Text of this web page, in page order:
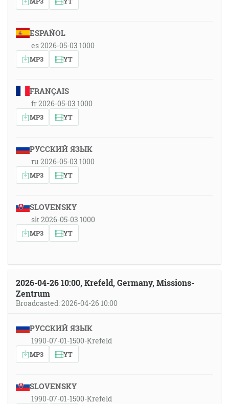
ESPAÑOL
es 2026-05-03 1000
MP3 YT
FRANÇAIS
fr 2026-05-03 1000
MP3 YT
РУССКИЙ ЯЗЫК
ru 2026-05-03 1000
MP3 YT
SLOVENSKY
sk 2026-05-03 1000
MP3 YT
2026-04-26 10:00, Krefeld, Germany, Missions-
Zentrum
Broadcasted: 2026-04-26 10:00
РУССКИЙ ЯЗЫК
1990-07-01-1500-Krefeld
MP3 YT
SLOVENSKY
1990-07-01-1500-Krefeld